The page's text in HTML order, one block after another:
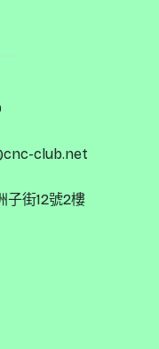
club.net
子街12號2樓